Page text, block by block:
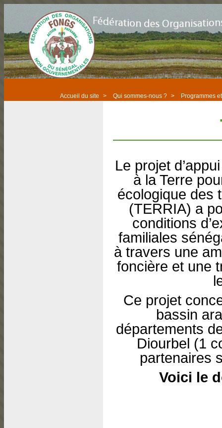
Accueil du site > Qui sommes-nous ? > Programmes
Le projet
à la Terre
écologique des
(TERRIA) a
conditions
familiales
à travers une
foncière et une
Ce projet
bassin
départements
Diourbel (1
partenaires
Voici le